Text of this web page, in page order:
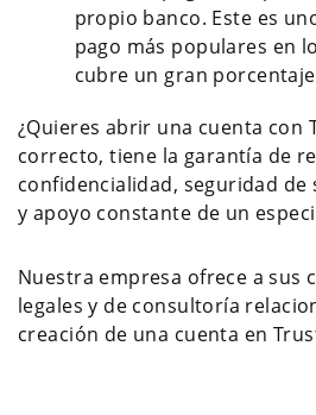
propio banco. Este es
pago más populares en
cubre un gran
¿Quieres abrir una cuenta con
correcto, tiene la garantía de
confidencialidad, seguridad de
y apoyo constante de un
Nuestra empresa ofrece a sus
legales y de consultoría
creación de una cuenta en